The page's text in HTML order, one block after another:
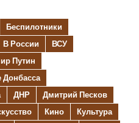
Беспилотники
В России
ВСУ
Путин
Донбасса
ДНР
Дмитрий Песков
Кино
Культура